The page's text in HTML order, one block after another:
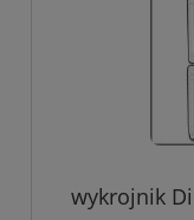
wykrojnik